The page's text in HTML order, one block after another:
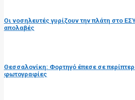
Οι νοσηλευτές γυρίζουν την πλάτη στο
απολαβές
Θεσσαλονίκη: Φορτηγό έπεσε σε
φωτογραφίες